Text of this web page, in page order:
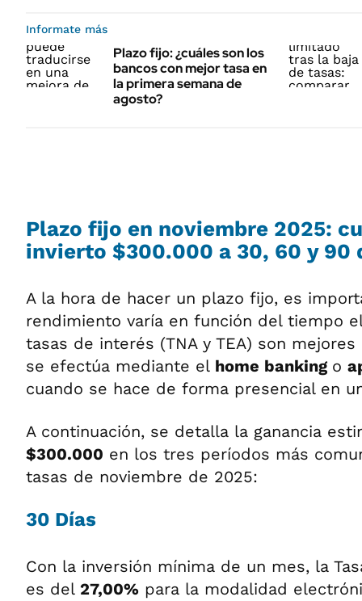
Informate más
Plazo fijo: ¿cuáles son los
bancos con mejor tasa en
la primera semana de
agosto?
Plazo fijo en noviembre 2025:
invierto $300.000 a 30, 60 y 90
A la hora de hacer un plazo fijo, es
rendimiento varía en función del tiempo
tasas de interés (TNA y TEA) son
se efectúa mediante el home banking o
cuando se hace de forma presencial en
A continuación, se detalla la ganancia
$300.000 en los tres períodos más
tasas de noviembre de 2025:
30 Días
Con la inversión mínima de un mes, la
es del 27,00% para la modalidad